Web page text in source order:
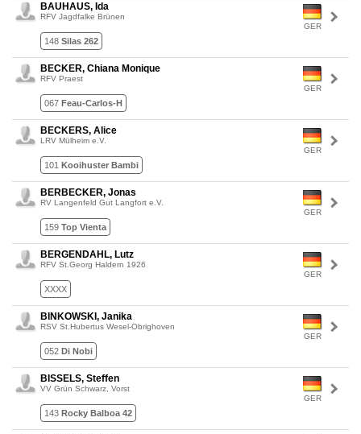
GER
BAUHAUS, Ida
RFV Jagdfalke Brünen
148 Silas 262
GER
BECKER, Chiana Monique
RFV Praest
067 Feau-Carlos-H
GER
BECKERS, Alice
LRV Mülheim e.V.
101 Kooihuster Bambi
GER
BERBECKER, Jonas
RV Langenfeld Gut Langfort e.V.
159 Top Vienta
GER
BERGENDAHL, Lutz
RFV St.Georg Haldern 1926
XXXX
GER
BINKOWSKI, Janika
RSV St.Hubertus Wesel-Obrighoven
052 Di Nobi
GER
BISSELS, Steffen
VV Grün Schwarz, Vorst
143 Rocky Balboa 42